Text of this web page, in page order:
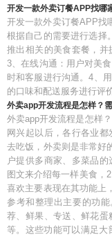
开发一款外卖订餐APP找哪
开发一款外卖订餐APP找
根据自己的需要进行选择
推出相关的美食套餐，并
3、在线沟通：用户对美
时和客服进行沟通。4、
的口味和配送服务进行评
外卖app开发流程是怎样？
外卖app开发流程是怎样
网兴起以后，各行各业
去吃饭，外卖则是非常好
户提供多商家、多菜品
图文来介绍每一样美食，
喜欢主要表现在其功能上
参考和整理出主要的功
荐、鲜果、专送、鲜花
等。这些功能可以满足大